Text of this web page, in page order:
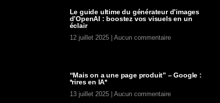
Le guide ultime du générateur d’images
d’OpenAI : boostez vos visuels en un
éclair
12 juillet 2025 Aucun commentaire
“Mais on a une page produit” – Google :
*rires en IA*
13 juillet 2025 Aucun commentaire